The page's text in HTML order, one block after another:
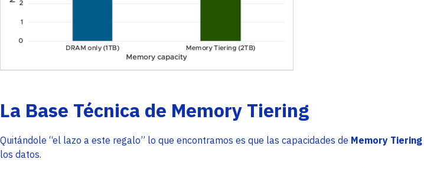
La Base Técnica de Memory Tiering
Quitándole “el lazo a este regalo” lo que encontramos es que las capacidades de Memory Tiering
los datos.